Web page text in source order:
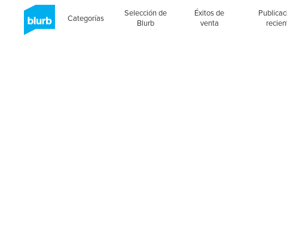
Categorías
Selección de
Blurb
Éxitos de
venta